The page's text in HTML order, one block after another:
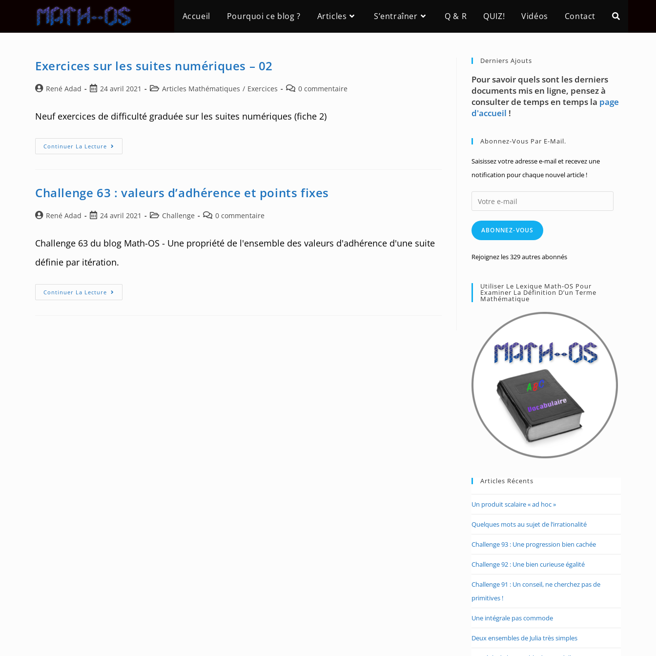
content
Accueil Pourquoi ce blog ? Articles S’entraîner Q & R QUIZ! Vidéos Contact
Exercices sur les suites numériques – 02
Auteur/autrice
publication :
René Adad
Post24 avril 2021
PostArticles Mathématiques / Exercices
Post0 commentaire
Neuf exercices de difficulté graduée sur les suites numériques (fiche 2)
Continuer La Lecture Exercices
Sur
02
Challenge 63 : valeurs d’adhérence et points fixes
Auteur/autrice
publication :
René Adad
Post24 avril 2021
PostChallenge
Post0 commentaire
Challenge 63 du blog Math-OS - Une propriété de l'ensemble des valeurs d'adhérence d'une suite
définie par itération.
Continuer La Lecture Challenge
63
Derniers Ajouts
Pour savoir quels sont les derniers
documents mis en ligne, pensez à
consulter de temps en temps la page
d'accueil !
Abonnez-Vous Par E-Mail.
Saisissez votre adresse e-mail et recevez une
notification pour chaque nouvel article !
Votre
e-
mailABONNEZ-VOUS
Rejoignez les 329 autres abonnés
Utiliser Le Lexique Math-OS Pour
Examiner La Définition D’un Terme
Mathématique
Articles Récents
Un produit scalaire « ad hoc »
Quelques mots au sujet de l’irrationalité
Challenge 93 : Une progression bien cachée
Challenge 92 : Une bien curieuse égalité
Challenge 91 : Un conseil, ne cherchez pas de
primitives !
Une intégrale pas commode
Deux ensembles de Julia très simples